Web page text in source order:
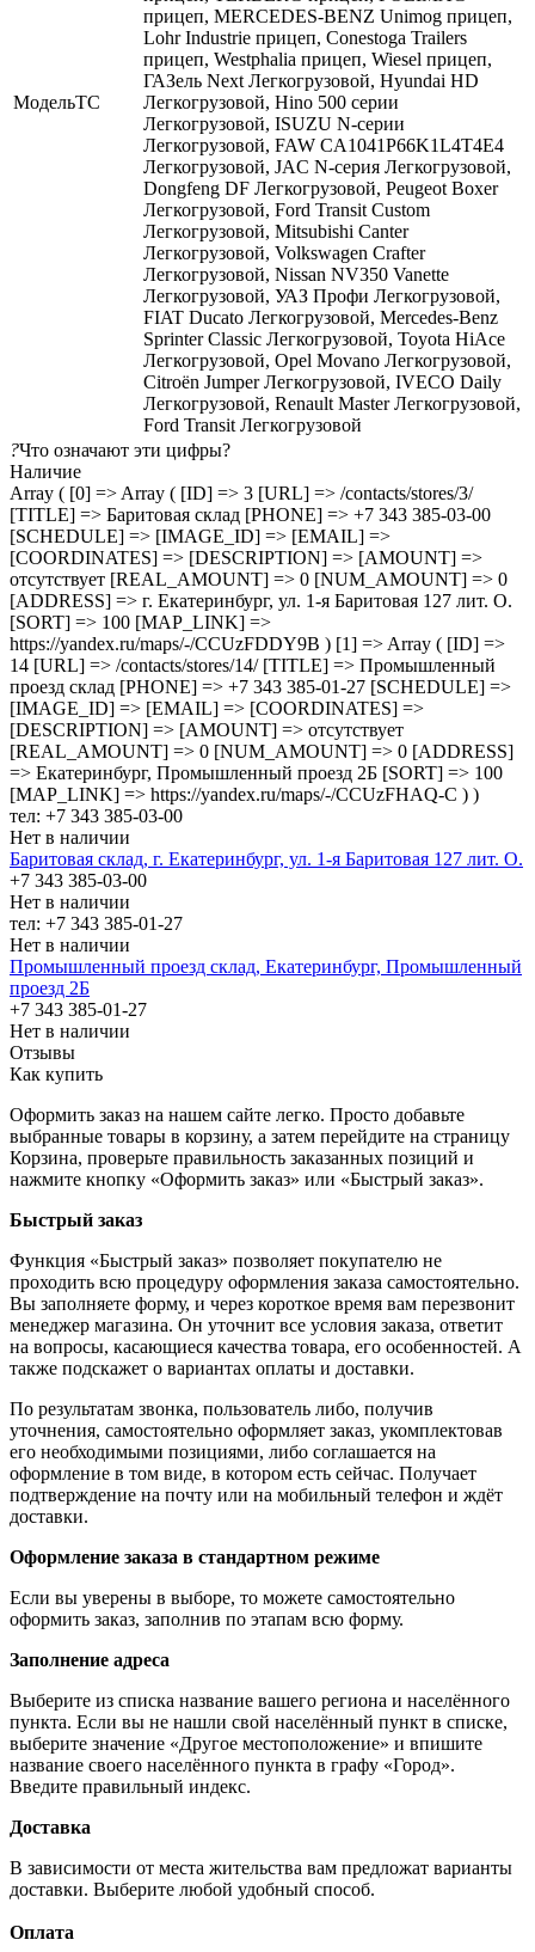
МодельТС
прицеп, MERCEDES-BENZ Unimog прицеп,
Lohr Industrie прицеп, Conestoga Trailers
прицеп, Westphalia прицеп, Wiesel прицеп,
ГАЗель Next Легкогрузовой, Hyundai HD
Легкогрузовой, Hino 500 серии
Легкогрузовой, ISUZU N-серии
Легкогрузовой, FAW CA1041P66K1L4T4E4
Легкогрузовой, JAC N-серия Легкогрузовой,
Dongfeng DF Легкогрузовой, Peugeot Boxer
Легкогрузовой, Ford Transit Custom
Легкогрузовой, Mitsubishi Canter
Легкогрузовой, Volkswagen Crafter
Легкогрузовой, Nissan NV350 Vanette
Легкогрузовой, УАЗ Профи Легкогрузовой,
FIAT Ducato Легкогрузовой, Mercedes-Benz
Sprinter Classic Легкогрузовой, Toyota HiAce
Легкогрузовой, Opel Movano Легкогрузовой,
Citroën Jumper Легкогрузовой, IVECO Daily
Легкогрузовой, Renault Master Легкогрузовой,
Ford Transit Легкогрузовой
?Что означают эти цифры?
Наличие
Array ( [0] => Array ( [ID] => 3 [URL] => /contacts/stores/3/
[TITLE] => Баритовая склад [PHONE] => +7 343 385-03-00
[SCHEDULE] => [IMAGE_ID] => [EMAIL] =>
[COORDINATES] => [DESCRIPTION] => [AMOUNT] =>
отсутствует [REAL_AMOUNT] => 0 [NUM_AMOUNT] => 0
[ADDRESS] => г. Екатеринбург, ул. 1-я Баритовая 127 лит. О.
[SORT] => 100 [MAP_LINK] =>
https://yandex.ru/maps/-/CCUzFDDY9B ) [1] => Array ( [ID] =>
14 [URL] => /contacts/stores/14/ [TITLE] => Промышленный
проезд cклад [PHONE] => +7 343 385-01-27 [SCHEDULE] =>
[IMAGE_ID] => [EMAIL] => [COORDINATES] =>
[DESCRIPTION] => [AMOUNT] => отсутствует
[REAL_AMOUNT] => 0 [NUM_AMOUNT] => 0 [ADDRESS]
=> Екатеринбург, Промышленный проезд 2Б [SORT] => 100
[MAP_LINK] => https://yandex.ru/maps/-/CCUzFHAQ-C ) )
тел: +7 343 385-03-00
Нет в наличии
Баритовая склад, г. Екатеринбург, ул. 1-я Баритовая 127 лит. О.
+7 343 385-03-00
Нет в наличии
тел: +7 343 385-01-27
Нет в наличии
Промышленный проезд cклад, Екатеринбург, Промышленный
проезд 2Б
+7 343 385-01-27
Нет в наличии
Отзывы
Как купить
Оформить заказ на нашем сайте легко. Просто добавьте
выбранные товары в корзину, а затем перейдите на страницу
Корзина, проверьте правильность заказанных позиций и
нажмите кнопку «Оформить заказ» или «Быстрый заказ».
Быстрый заказ
Функция «Быстрый заказ» позволяет покупателю не
проходить всю процедуру оформления заказа самостоятельно.
Вы заполняете форму, и через короткое время вам перезвонит
менеджер магазина. Он уточнит все условия заказа, ответит
на вопросы, касающиеся качества товара, его особенностей. А
также подскажет о вариантах оплаты и доставки.
По результатам звонка, пользователь либо, получив
уточнения, самостоятельно оформляет заказ, укомплектовав
его необходимыми позициями, либо соглашается на
оформление в том виде, в котором есть сейчас. Получает
подтверждение на почту или на мобильный телефон и ждёт
доставки.
Оформление заказа в стандартном режиме
Если вы уверены в выборе, то можете самостоятельно
оформить заказ, заполнив по этапам всю форму.
Заполнение адреса
Выберите из списка название вашего региона и населённого
пункта. Если вы не нашли свой населённый пункт в списке,
выберите значение «Другое местоположение» и впишите
название своего населённого пункта в графу «Город».
Введите правильный индекс.
Доставка
В зависимости от места жительства вам предложат варианты
доставки. Выберите любой удобный способ.
Оплата